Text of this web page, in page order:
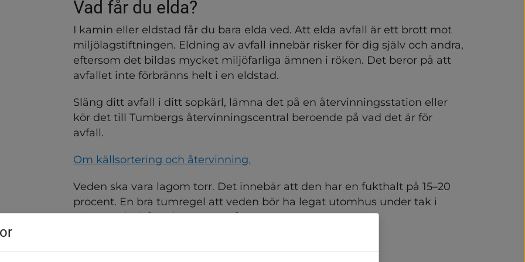
Vad får du elda?
I kamin eller eldstad får du bara elda ved. Att elda avfall är ett brott mot
miljölagstiftningen. Eldning av avfall innebär risker för dig själv och andra,
eftersom det bildas mycket miljöfarliga ämnen i röken. Det beror på att
avfallet inte förbränns helt i en eldstad.
Släng ditt avfall i ditt sopkärl, lämna det på en återvinningsstation eller
kör det till Tumbergs återvinningscentral beroende på vad det är för
avfall.
Om källsortering och återvinning.
Veden ska vara lagom torr. Det innebär att den har en fukthalt på 15–20
procent. En bra tumregel att veden bör ha legat utomhus under tak i
minst ett halvår och gärna ett år.
Hur mycket energi ger veden?